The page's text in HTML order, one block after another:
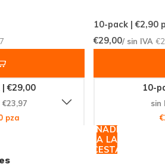
Tropical Fruit Medium es
quienes desean una
potente y deliciosa.
para explorar nuevas
tu experiencia con las bolsas
ahora y descubre por qué tantos
para sus
€29,00
€23,97
pza
10-pack | €2,90
€29,00/ sin IVA
10-
sin
AÑADIR
A LA
CESTA